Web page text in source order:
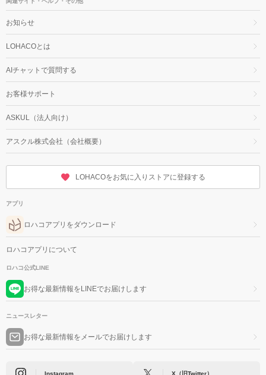
お知らせ
LOHACOとは
AIチャットで質問する
お客様サポート
ASKUL（法人向け）
アスクル株式会社（会社概要）
LOHACOをお気に入りストアに登録する
アプリ
ロハコアプリをダウンロード
ロハコアプリについて
ロハコ公式LINE
お得な最新情報をLINEでお届けします
ニュースレター
お得な最新情報をメールでお届けします
Instagram X（旧Twitter）